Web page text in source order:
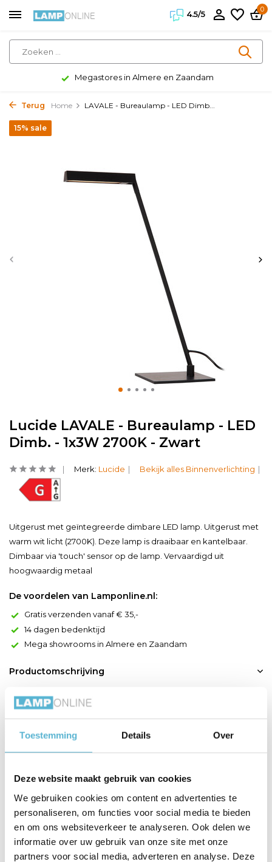
Toestemming Details Over
Deze website maakt gebruik van cookies
We gebruiken cookies om content en advertenties te
personaliseren, om functies voor social media te bieden
en om ons websiteverkeer te analyseren. Ook delen we
informatie over uw gebruik van onze site met onze
partners voor social media, adverteren en analyse. Deze
4.5/5
0
Megastores in Almere en Zaandam
Terug Home LAVALE - Bureaulamp - LED Dimb...
Lucide LAVALE - Bureaulamp - LED
Dimb. - 1x3W 2700K - Zwart
15% sale
Merk: Lucide Bekijk alles Binnenverlichting
Uitgerust met geïntegreerde dimbare LED lamp. Uitgerust met
warm wit licht (2700K). Deze lamp is draaibaar en kantelbaar.
Dimbaar via 'touch' sensor op de lamp. Vervaardigd uit
hoogwaardig metaal
De voordelen van Lamponline.nl:
Gratis verzenden vanaf € 35,-
14 dagen bedenktijd
Mega showrooms in Almere en Zaandam
Productomschrijving
De minimalistische tafellamp voorziet je met plezier van een
streepje licht. Zijn slanke uitvoering in hoogwaardig staal is
subtiel, de mogelijkheden uitbundig. De tafelverlichting is
horizontaal draaibaar zodat je efficiënt komaf maakt met
Productspecificaties
Artikelnummer 44501/03/30